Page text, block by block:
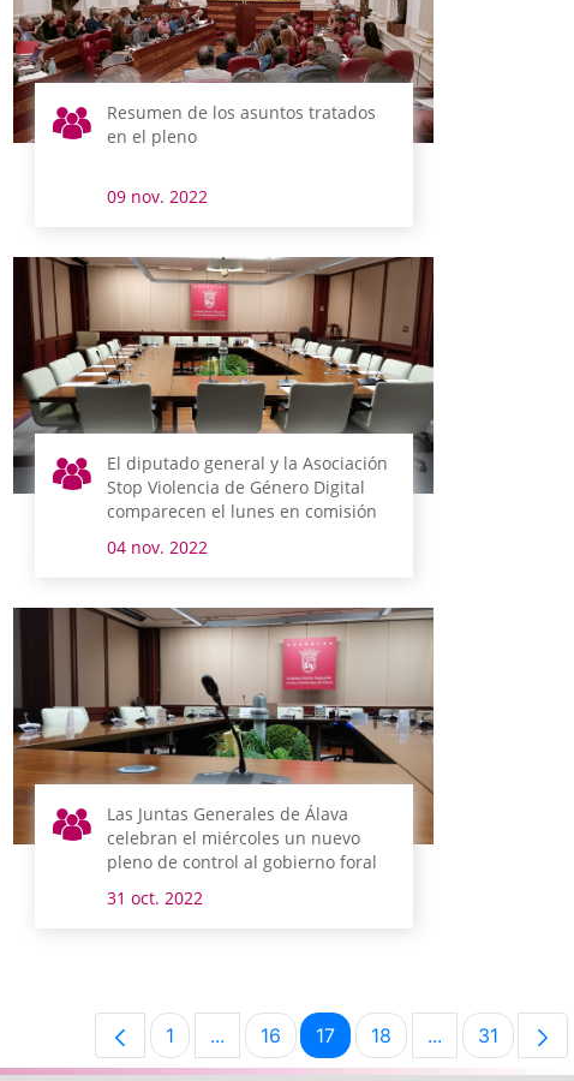
Resumen de los asuntos tratados
en el pleno
09 nov. 2022
El diputado general y la Asociación
Stop Violencia de Género Digital
comparecen el lunes en comisión
04 nov. 2022
Las Juntas Generales de Álava
celebran el miércoles un nuevo
pleno de control al gobierno foral
31 oct. 2022
Página
1 ...Páginas intermedias Use TAB para
Página
16 Página
17 Página
18 ...PáginasPágina
31